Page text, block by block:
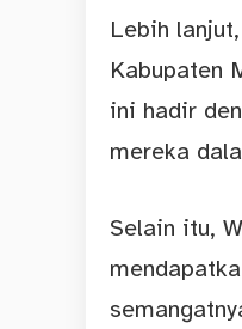
Lebih
Kabupaten
ini hadir
mereka
Selain itu,